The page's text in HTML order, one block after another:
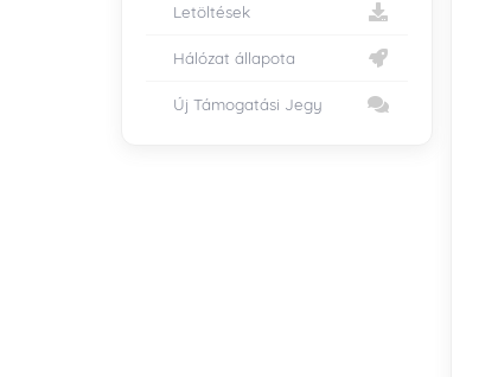
Letöltések
Hálózat állapota
Új Támogatási Jegy